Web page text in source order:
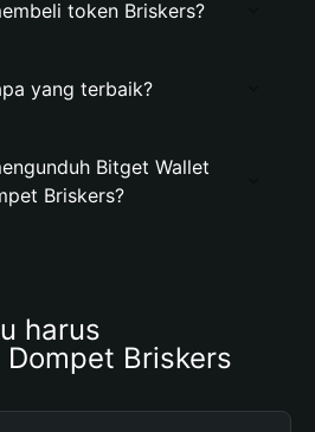
token Briskers?
yang terbaik?
Bitget Wallet
Briskers?
harus
Briskers